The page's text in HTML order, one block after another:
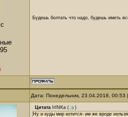
Будешь болтать что надо, будешь иметь
Дата: Понедельник, 23.04.2018,
Цитата IrINKa (
)
Ну и куды мир котится- им же вроде